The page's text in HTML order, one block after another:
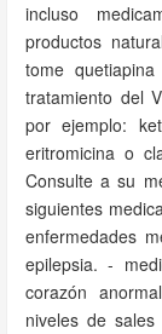
incluso
productos
tome
tratamiento del
por ejemplo:
eritromicina o
Consulte a su
siguientes
enfermedades
epilepsia. -
corazón
niveles de